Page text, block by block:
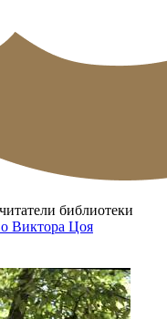
библиотеки
Виктора Цоя